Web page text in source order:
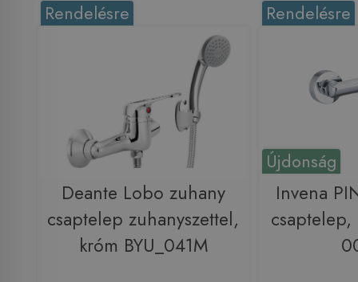
Rendelésre
Deante Lobo zuhany
csaptelep zuhanyszettel,
króm BYU_041M
Újdonság
Rendelésre
Invena